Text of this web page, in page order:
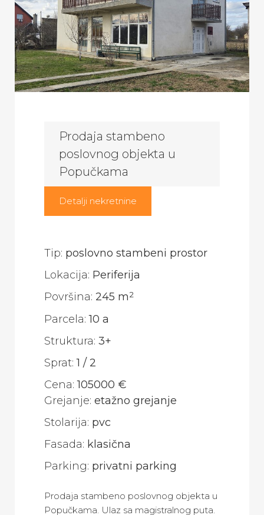
Prodaja stambeno
poslovnog objekta u
Popučkama
Detalji nekretnine
Tip: poslovno stambeni prostor
Lokacija: Periferija
Površina: 245 m2
Parcela:10 a
Struktura: 3+
Sprat:1 / 2
Cena:105000 €
Grejanje: etažno grejanje
Stolarija: pvc
Fasada: klasična
Parking: privatni parking
Prodaja stambeno poslovnog objekta u
Popučkama. Ulaz sa magistralnog puta.